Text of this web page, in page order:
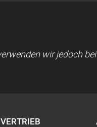
wir jedoch
VERTRIEB